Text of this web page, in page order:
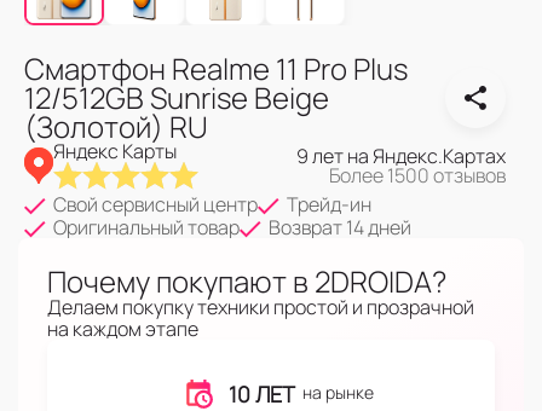
Смартфон Realme 11 Pro Plus
12/512GB Sunrise Beige
(Золотой) RU
Яндекс Карты 9 лет на Яндекс.Картах
Более 1500 отзывов
Свой сервисный центр
Трейд-ин
Оригинальный товар
Возврат 14 дней
Почему покупают в 2DROIDA?
Делаем покупку техники простой и прозрачной
на каждом этапе
10 ЛЕТ на рынке